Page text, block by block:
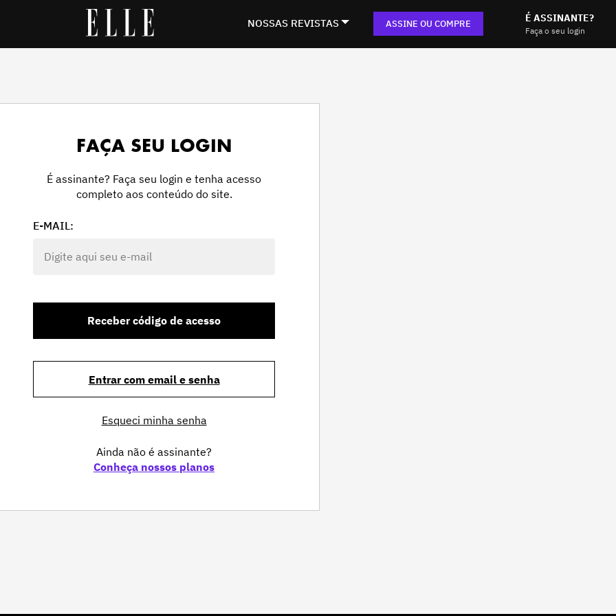
NOSSAS REVISTAS ASSINE OU COMPRE É ASSINANTE?
Faça o seu login
FAÇA SEU LOGIN
É assinante? Faça seu login e tenha acesso
completo aos conteúdo do site.
E-MAIL:
Receber código de acesso
Entrar com email e senha
Esqueci minha senha
Ainda não é assinante?
Conheça nossos planos